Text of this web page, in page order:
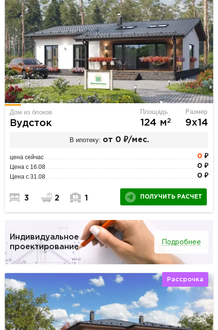
Дом из блоков
Вудсток
Площадь
124 м2
Размер
9х14
В ипотеку: от 0 ₽/мес.
цена сейчас 0 ₽
Цена с 16.08 0 ₽
Цена с 31.08 0 ₽
3 2 1 ПОЛУЧИТЬ РАСЧЕТ
Индивидуальное
проектирование
Подробнее
Рассрочка